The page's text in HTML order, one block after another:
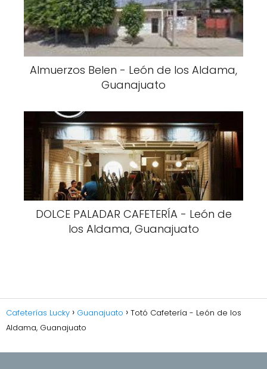
Almuerzos Belen - León de los Aldama,
Guanajuato
DOLCE PALADAR CAFETERÍA - León de
los Aldama, Guanajuato
Cafeterías Lucky Guanajuato
Totó Cafetería - León de los
Aldama, Guanajuato